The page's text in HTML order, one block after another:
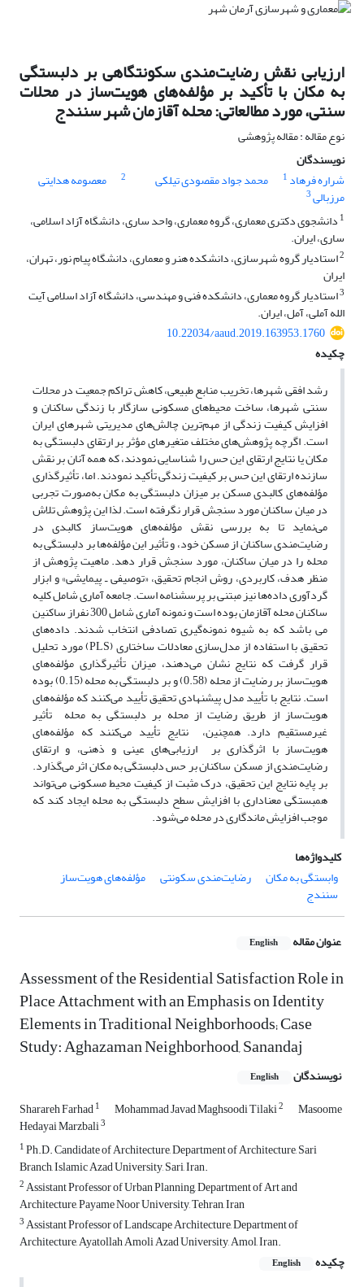
ارزیابی نقش رضایت‌مندی سکونتگاهی بر دلبستگی
به مکان با تأکید بر مؤلفه‌های هویت‌ساز در محلات
سنتی، مورد مطالعاتی: محله آقازمان شهر سنندج
نوع مقاله : مقاله پژوهشی
نویسندگان
شراره فرهاد 1 محمد جواد مقصودی تیلکی 2 معصومه هدایتی
مرزبالی3
1 دانشجوی دکتری معماری، گروه معماری، واحد ساری، دانشگاه آزاد اسلامی،
ساری، ایران.
2استادیار گروه شهرسازی، دانشکده هنر و معماری، دانشگاه پیام نور، تهران،
ایران
3استادیار گروه معماری، دانشکده فنی و مهندسی، دانشگاه آزاد اسلامی آیت
الله آملی، آمل، ایران.
10.22034/aaud.2019.163953.1760
چکیده
رشد افقی شهرها، تخریب منابع طبیعی، کاهش تراکم جمعیت در محلات
سنتی شهرها، ساخت محیط‌های مسکونی سازگار با زندگی ساکنان و
افزایش کیفیت زندگی از مهم‌ترین چالش‌های مدیریتی شهرهای ایران
است. اگرچه پژوهش‌های مختلف متغیرهای مؤثر بر ارتقای دلبستگی به
مکان یا نتایج ارتقای این حس را شناسایی نمودند، که همه آنان بر نقش
سازنده ارتقای این حس بر کیفیت زندگی تأکید نمودند. اما، تأثیرگذاری
مؤلفه‌های کالبدی مسکن بر میزان دلبستگی به مکان به‌صورت تجربی
در میان ساکنان مورد سنجش قرار نگرفته است. لذا این پژوهش تلاش
می‌نماید تا به بررسی نقش مؤلفه‌های هویت‌ساز کالبدی در
رضایت‌مندی ساکنان از مسکن خود، و تأثیر این مؤلفه‌ها بر دلبستگی به
محله را در میان ساکنان، مورد سنجش قرار دهد. ماهیت پژوهش از
منظر هدف، کاربردی، روش انجام تحقیق، «توصیفی ـ پیمایشی» و ابزار
گردآوری داده‌ها نیز مبتنی بر پرسشنامه است. جامعه آماری شامل کلیه
ساکنان محله آقازمان بوده است و نمونه آماری شامل 300 نفراز ساکنین
می باشد که به شیوه نمونه‌گیری تصادفی انتخاب شدند. داده‌های
تحقیق با استفاده از مدل‌سازی معادلات ساختاری (PLS) مورد تحلیل
قرار گرفت که نتایج نشان می‌دهند، میزان تأثیرگذاری مؤلفه‌های
هویت‌ساز بر رضایت از محله (0.58) و بر دلبستگی به محله (0.15) بوده
است. نتایج با تأیید مدل پیشنهادی تحقیق تأیید می‌کنند که مؤلفه‌های
هویت‌ساز از طریق رضایت از محله بر دلبستگی به محله تأثیر
غیرمستقیم دارد. همچنین، نتایج تأیید می‌کنند که مؤلفه‌های
هویت‌ساز با اثر‌گذاری بر ارزیابی‌های عینی و ذهنی، و ارتقای
رضایت‌مندی از مسکن ساکنان بر حس دلبستگی به مکان اثر می‌گذارد.
بر پایه نتایج این تحقیق، درک مثبت از کیفیت محیط مسکونی می‌تواند
همبستگی معناداری با افزایش سطح دلبستگی به محله ایجاد کند که
موجب افزایش ماندگاری در محله می‌شود.
کلیدواژه‌ها
وابستگی به مکان
رضایت‌مندی سکونتی مؤلفه‌های هویت‌ساز
سنندج
عنوان مقاله English
Assessment of the Residential Satisfaction Role in
Place Attachment with an Emphasis on Identity
Elements in Traditional Neighborhoods; Case
Study: Aghazaman Neighborhood, Sanandaj
نویسندگان English
Sharareh Farhad1 Mohammad Javad Maghsoodi Tilaki2 Masoome
Hedayai Marzbali3
1Ph.D. Candidate of Architecture, Department of Architecture, Sari
Branch, Islamic Azad University, Sari, Iran.
2Assistant Professor of Urban Planning, Department of Art and
Architecture, Payame Noor University, Tehran, Iran
3Assistant Professor of Landscape Architecture, Department of
Architecture, Ayatollah Amoli Azad University, Amol, Iran.
چکیده
English